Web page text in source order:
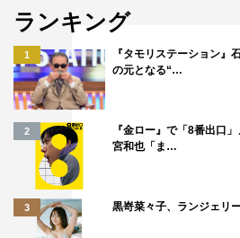
ランキング
1
『タモリステーション
の元となる“…
2
『金ロー』で「8番出口
宮和也「ま…
3 黒嵜菜々子、ランジェリ